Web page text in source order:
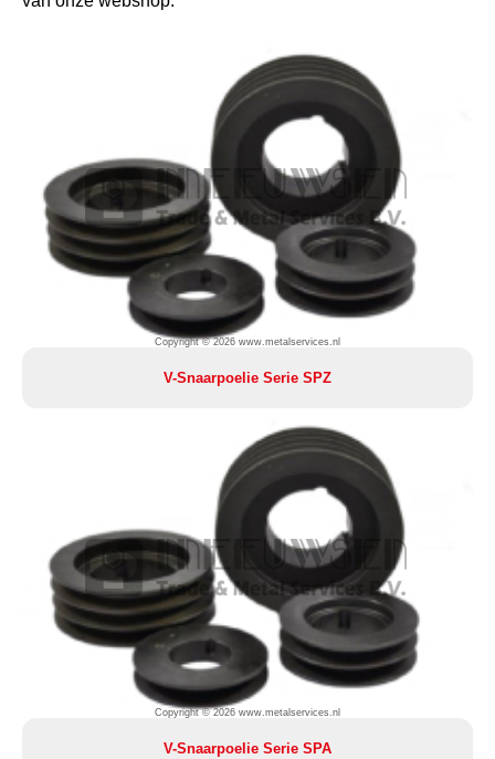
Copyright © 2026 www.metalservices.nl
V-Snaarpoelie Serie SPZ
Copyright © 2026 www.metalservices.nl
V-Snaarpoelie Serie SPA